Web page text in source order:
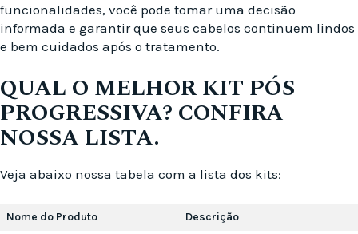
funcionalidades, você pode tomar uma decisão
informada e garantir que seus cabelos continuem lindos
e bem cuidados após o tratamento.
QUAL O MELHOR KIT PÓS
PROGRESSIVA? CONFIRA
NOSSA LISTA.
Veja abaixo nossa tabela com a lista dos kits:
Nome do Produto Descrição